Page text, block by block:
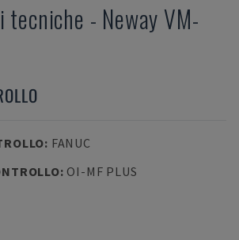
tecniche - Neway VM-
: FANUC
: OI-MF PLUS